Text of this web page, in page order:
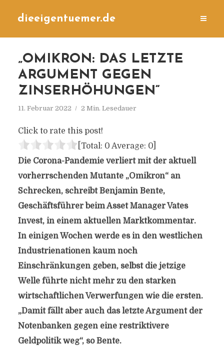
dieeigentuemer.de
„OMIKRON: DAS LETZTE
ARGUMENT GEGEN
ZINSERHÖHUNGEN“
11. Februar 2022 2 Min. Lesedauer
Click to rate this post!
[Total: 0 Average: 0]
Die Corona-Pandemie verliert mit der aktuell
vorherrschenden Mutante „Omikron“ an
Schrecken, schreibt Benjamin Bente,
Geschäftsführer beim Asset Manager Vates
Invest, in einem aktuellen Marktkommentar.
In einigen Wochen werde es in den westlichen
Industrienationen kaum noch
Einschränkungen geben, selbst die jetzige
Welle führte nicht mehr zu den starken
wirtschaftlichen Verwerfungen wie die ersten.
„Damit fällt aber auch das letzte Argument der
Notenbanken gegen eine restriktivere
Geldpolitik weg“, so Bente.